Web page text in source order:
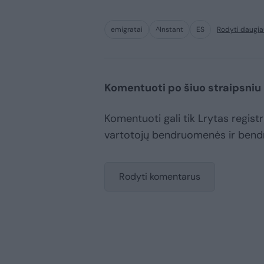
emigratai ^Instant ES Rodyti
Komentuoti po šiuo straipsniu
Komentuoti gali tik Lrytas
vartotojų bendruomenės ir
Rodyti komentarus